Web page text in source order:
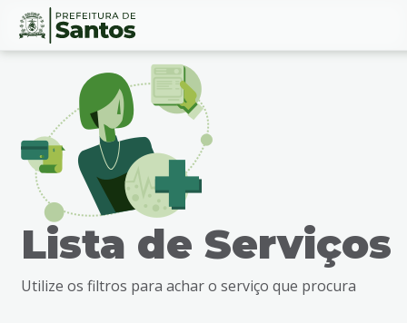
Ir
busca
Conteúdo
Lista de Serviços
Utilize os filtros para achar o serviço que procura